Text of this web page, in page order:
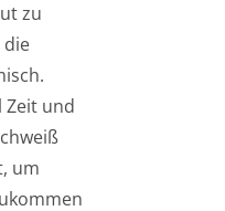
zu
die
Zeit und
um